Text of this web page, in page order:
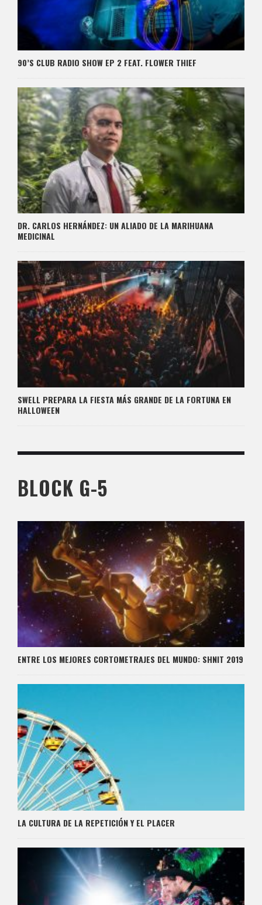
90’S CLUB RADIO SHOW EP 2 FEAT. FLOWER THIEF
DR. CARLOS HERNÁNDEZ: UN ALIADO DE LA MARIHUANA
MEDICINAL
SWELL PREPARA LA FIESTA MÁS GRANDE DE LA FORTUNA EN
HALLOWEEN
BLOCK G-5
ENTRE LOS MEJORES CORTOMETRAJES DEL MUNDO: SHNIT 2019
LA CULTURA DE LA REPETICIÓN Y EL PLACER